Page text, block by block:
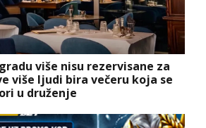
više nisu rezervisane za
više ljudi bira večeru koja se
u druženje